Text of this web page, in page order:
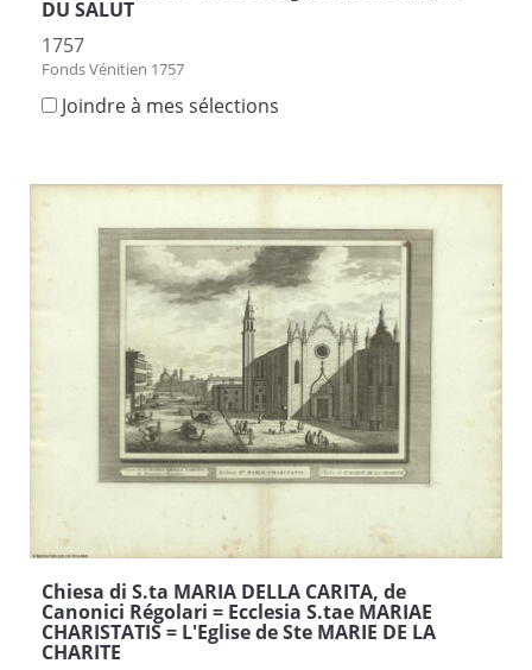
DU SALUT
1757
Fonds Vénitien 1757
Joindre à mes sélections
Chiesa di S.ta MARIA DELLA CARITA, de
Canonici Régolari = Ecclesia S.tae MARIAE
CHARISTATIS = L'Eglise de Ste MARIE DE LA
CHARITE